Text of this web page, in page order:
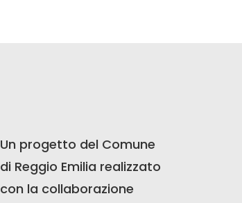
Un progetto del Comune
di Reggio Emilia realizzato
con la collaborazione